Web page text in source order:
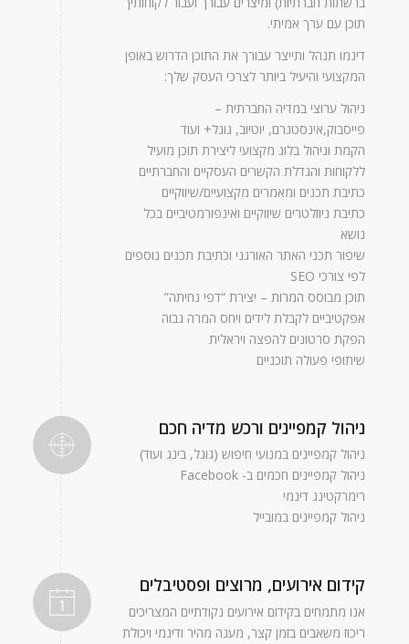
תוכן עם ערך אמיתי.
דינמו תנהל ותייצר עבורך את התוכן הדרוש באופן
המקצועי והיעיל ביותר לצרכי העסק שלך:
ניהול ערוצי במדיה החברתית –
פייסבוק,אינסטגרם, יוטיוב, גוגל+ ועוד
הקמת וניהול בלוג מקצועי ליצירת תוכן מועיל
ללקוחות והגדלת הקשרים העסקיים והחברתיים
כתיבת תכנים ומאמרים מקצועיים/שיווקיים
כתיבת ניוזלטרים שיווקיים ואינפורמטיביים בכל
נושא
שיפור תכני האתר האורגני וכתיבת תכנים נוספים
לפי צורכי SEO
תוכן מבוסס המרות – יצירת “דפי נחיתה”
אפקטיביים לקבלת לידים ויחס המרה גבוה
הפקת סרטונים להפצה ויראלית
שיתופי פעולה תוכניים
ניהול קמפיינים ורכש מדיה חכם
ניהול קמפיינים במנועי חיפוש (גוגל, בינג ועוד)
ניהול קמפיינים חכמים ב- Facebook
רימרקטינג דינמי
ניהול קמפיינים במובייל
קידום אירועים, מרוצים ופסטיבלים
אנו מתמחים בקידום אירועים נקודתיים המצריכים
ריכוז משאבים בזמן קצר, מענה מהיר ודינמי ויכולת